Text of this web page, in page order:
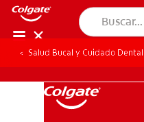
Salud Bucal y Cuidado